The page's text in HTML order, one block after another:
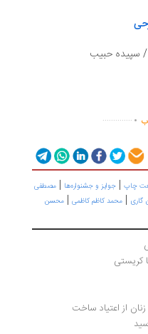
/ سپیده حبیب
.
..............
چاپ | جوایز و جشنواره‌ها | مصطفی
گاری | محمد کاظم کاظمی | محسن
از اعتیاد ساخت